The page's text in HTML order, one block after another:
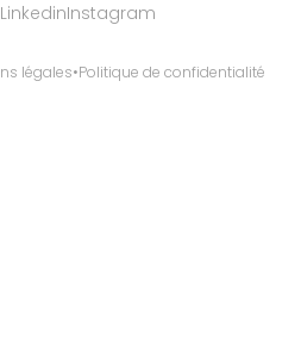
légales•Politique de confidentialité
LinkedinInstagram